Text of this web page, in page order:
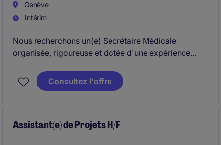
Genève
Intérim
Nous recherchons un(e) Secrétaire Médicale
organisée, rigoureuse et dotée d'une expérience
serez un point de contact essentiel entre les patients,
les médecins et les différents intervenants de
Consultez l'offre
Assistant(e) de Projets H/F